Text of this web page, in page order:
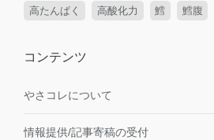
高たんぱく 高酸化力 鱈 鱈腹
コンテンツ
やさコレについて
情報提供/記事寄稿の受付